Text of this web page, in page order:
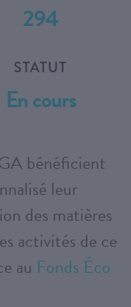
294
STATUT
En cours
bénéficient
leur
des matières
activités de ce
au Fonds Éco